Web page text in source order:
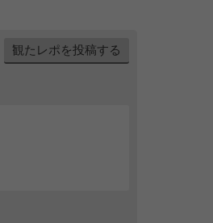
観たレポを投稿する